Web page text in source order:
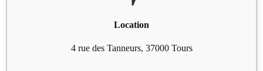
Location
4 rue des Tanneurs, 37000 Tours